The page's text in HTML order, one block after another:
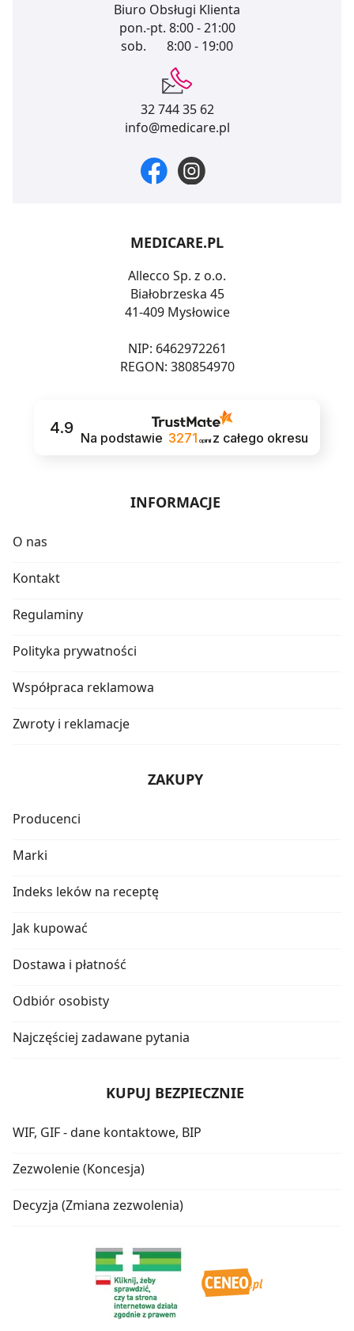
Biuro Obsługi Klienta
pon.-pt. 8:00 - 21:00
sob.
8:00 - 19:00
32 744 35 62
info@medicare.pl
MEDICARE.PL
Allecco Sp. z o.o.
Białobrzeska 45
41-409 Mysłowice
NIP: 6462972261
REGON: 380854970
4.9
Na podstawie 3271 opinii z całego okresu
INFORMACJE
O nas
Kontakt
Regulaminy
Polityka prywatności
Współpraca reklamowa
Zwroty i reklamacje
ZAKUPY
Producenci
Marki
Indeks leków na receptę
Jak kupować
Dostawa i płatność
Odbiór osobisty
Najczęściej zadawane pytania
KUPUJ BEZPIECZNIE
WIF, GIF - dane kontaktowe, BIP
Zezwolenie (Koncesja)
Decyzja (Zmiana zezwolenia)